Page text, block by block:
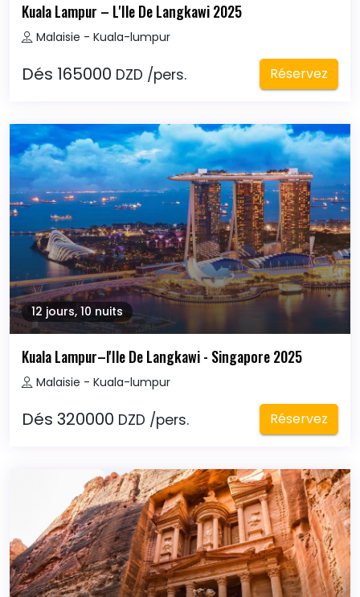
Kuala Lampur – L'Ile De Langkawi 2025
Malaisie - Kuala-lumpur
Dés 165000 DZD /pers. Réservez
12 jours, 10 nuits
Kuala Lampur–l'Ile De Langkawi - Singapore 2025
Malaisie - Kuala-lumpur
Dés 320000 DZD /pers. Réservez